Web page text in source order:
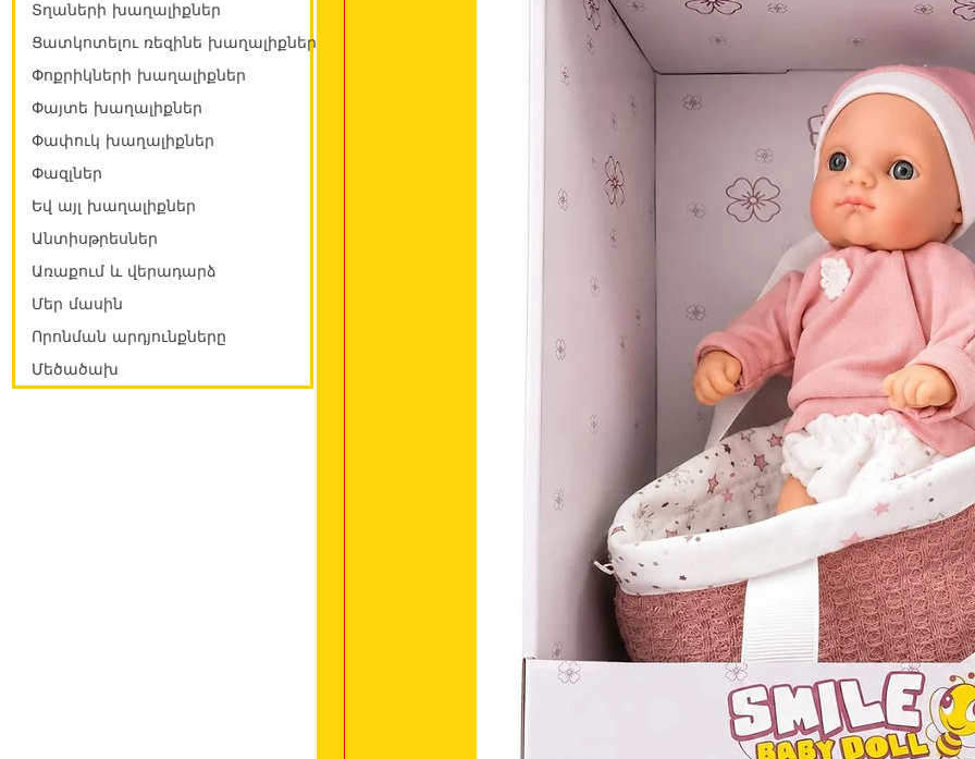
Տղաների խաղալիքներ
Ցատկոտելու ռեզինե խաղալիքներ
Փոքրիկների խաղալիքներ
Փայտե խաղալիքներ
Փափուկ խաղալիքներ
Փազլներ
Եվ այլ խաղալիքներ
Անտիսթրեսներ
Առաքում և վերադարձ
Մեր մասին
Որոնման արդյունքները
Մեծածախ